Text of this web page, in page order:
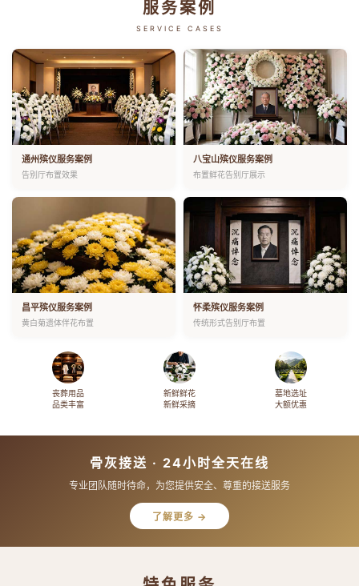
服务案例
SERVICE CASES
通州殡仪服务案例
告别厅布置效果
八宝山殡仪服务案例
布置鲜花告别厅展示
昌平殡仪服务案例
黄白菊遗体伴花布置
怀柔殡仪服务案例
传统形式告别厅布置
丧葬用品
品类丰富
新鲜鲜花
新鲜采摘
墓地选址
大额优惠
骨灰接送 · 24小时全天在线
专业团队随时待命，为您提供安全、尊重的接送服务
了解更多 →